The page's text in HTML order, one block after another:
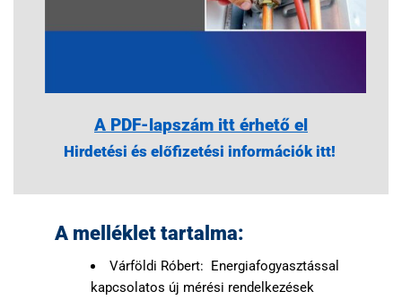
A PDF-lapszám itt érhető el
Hirdetési és előfizetési információk itt!
A melléklet tartalma:
Várföldi Róbert: Energiafogyasztással
kapcsolatos új mérési rendelkezések